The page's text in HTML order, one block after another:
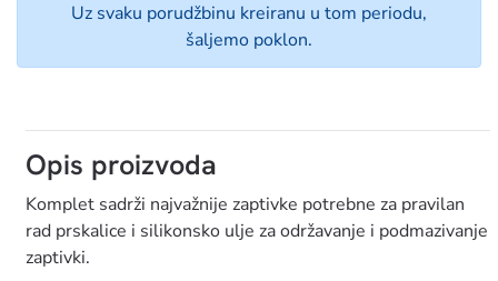
Uz svaku porudžbinu kreiranu u tom periodu,
šaljemo poklon.
Opis proizvoda
Komplet sadrži najvažnije zaptivke potrebne za pravilan
rad prskalice i silikonsko ulje za održavanje i podmazivanje
zaptivki.